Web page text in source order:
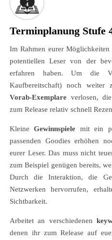
Terminplanung Stufe
Im Rahmen eurer
potentiellen Leser von der
erfahren haben. Um die
Kaufbereitschaft) noch
Vorab-Exemplare verlosen,
zum Release relativ schnell
KleineGewinnspiele mit ein
passenden Goodies erhöhen
eurer Leser. Das muss nicht
zum Beispiel genügen bereits,
Durch die Interaktion, die
Netzwerken hervorrufen,
Sichtbarkeit.
Arbeitet an verschiedenen
denen ihr zum Release auf